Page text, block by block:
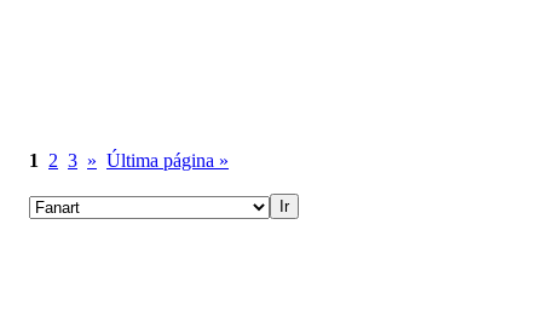
1 2 3 » Última página »